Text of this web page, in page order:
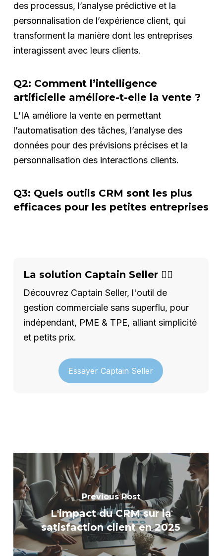
des processus, l’analyse prédictive et la
personnalisation de l’expérience client, qui
transforment la manière dont les entreprises
interagissent avec leurs clients.
Q2: Comment l’intelligence
artificielle améliore-t-elle la vente ?
L’IA améliore la vente en permettant
l’automatisation des tâches, l’analyse des
données pour des prévisions précises et la
personnalisation des interactions clients.
Q3: Quels outils CRM sont les plus
efficaces pour les petites entreprises
La solution Captain Seller 🦸‍♂️
Découvrez Captain Seller, l'outil de
gestion commerciale sans superflu, pour
indépendant, PME & TPE, alliant simplicité
et petits prix.
Essayer Captain Seller
Previous Post
L'impact du CRM sur la
satisfaction client en 2025